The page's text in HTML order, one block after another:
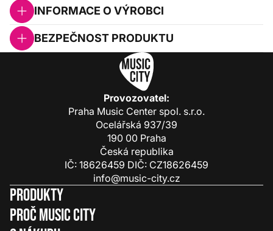
INFORMACE O VÝROBCI
BEZPEČNOST PRODUKTU
Provozovatel:
Praha Music Center spol. s.r.o.
Ocelářská 937/39
190 00 Praha
Česká republika
IČ: 18626459 DIČ: CZ18626459
info@music-city.cz
Produkty
Proč Music City